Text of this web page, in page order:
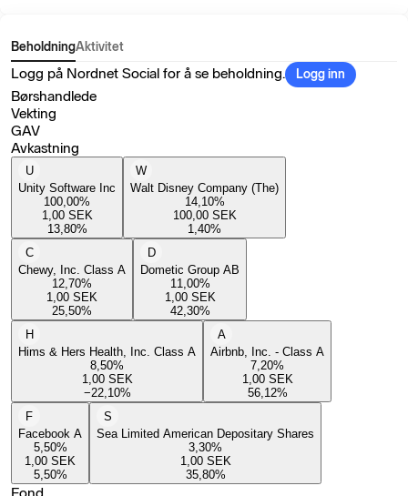
BeholdningAktivitet
Logg på Nordnet Social for å se beholdning. Logg inn
Børshandlede
Vekting
GAV
Avkastning
U
Unity Software Inc
100,00%
1,00 SEK
13,80%
W
Walt Disney Company (The)
14,10%
100,00 SEK
1,40%
C
Chewy, Inc. Class A
12,70%
1,00 SEK
25,50%
D
Dometic Group AB
11,00%
1,00 SEK
42,30%
H
Hims & Hers Health, Inc. Class A
8,50%
1,00 SEK
−22,10%
A
Airbnb, Inc. - Class A
7,20%
1,00 SEK
56,12%
F
Facebook A
5,50%
1,00 SEK
5,50%
S
Sea Limited American Depositary Shares
3,30%
1,00 SEK
35,80%